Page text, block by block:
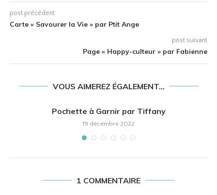
post précédent
Carte « Savourer la Vie » par Ptit Ange
post suivant
Page « Happy-culteur » par Fabienne
VOUS AIMEREZ ÉGALEMENT...
Pochette à Garnir par Tiffany
19 décembre 2022
1 COMMENTAIRE